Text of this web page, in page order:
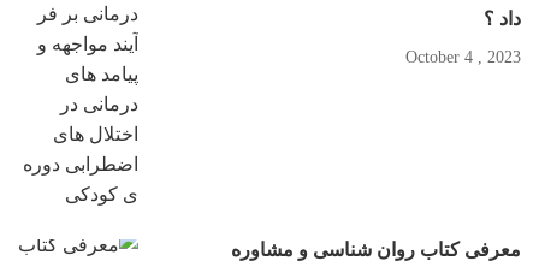
داد ؟
2023 , October 4
معرفی کتاب روان شناسی و مشاوره